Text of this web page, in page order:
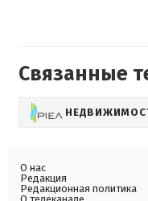
Связанные
О нас
Редакция
Редакционная политика